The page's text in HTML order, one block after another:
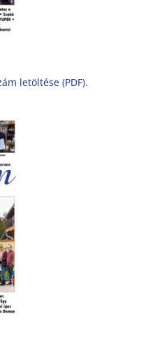
letöltése (PDF).